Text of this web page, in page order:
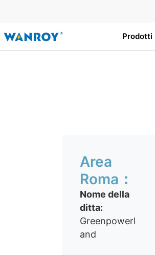
contenuto
Prodotti
Area
Roma：
Nome della
ditta:
Greenpowerl
and